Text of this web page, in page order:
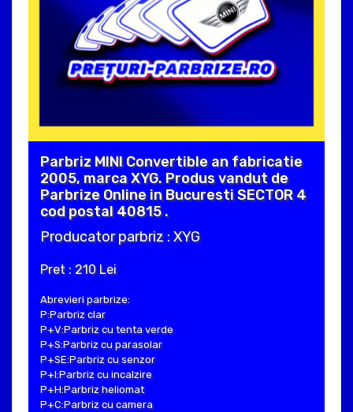
Parbriz MINI Convertible an fabricatie
2005, marca XYG. Produs vandut de
Parbrize Online in Bucuresti SECTOR 4
cod postal 40815 .
Producator parbriz : XYG
Pret : 210 Lei
Abrevieri parbrize:
P:Parbriz clar
P+V:Parbriz cu tenta verde
P+S:Parbriz cu parasolar
P+SE:Parbriz cu senzor
P+I:Parbriz cu incalzire
P+H:Parbriz heliomat
P+C:Parbriz cu camera